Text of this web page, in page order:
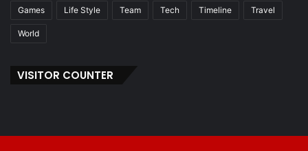
Games Life Style Team Tech Timeline Travel
World
VISITOR COUNTER